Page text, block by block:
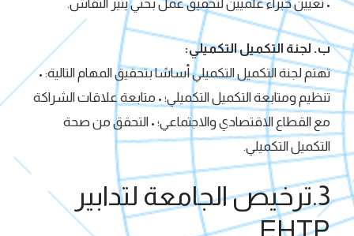
• تعيين خبراء علميين لتحقيق عمل بحثي يثير النقاش.
ب. لجنة التكميل التكميلي:
تهتم لجنة التكميل التكميلي أساسًا بتحقيق المهام التالية: •
تنظيم ومتابعة التكميل التكميلي؛ • متابعة علاقات الشراكة
مع القطاع الاقتصادي والاجتماعي؛ • التحقق من صحة
التكميل التكميلي.
3.ترخيص الجامعة لتدابير